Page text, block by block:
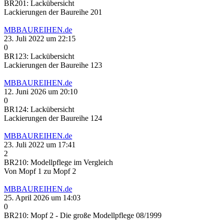
BR201: Lackübersicht
Lackierungen der Baureihe 201
MBBAUREIHEN.de
23. Juli 2022 um 22:15
0
BR123: Lackübersicht
Lackierungen der Baureihe 123
MBBAUREIHEN.de
12. Juni 2026 um 20:10
0
BR124: Lackübersicht
Lackierungen der Baureihe 124
MBBAUREIHEN.de
23. Juli 2022 um 17:41
2
BR210: Modellpflege im Vergleich
Von Mopf 1 zu Mopf 2
MBBAUREIHEN.de
25. April 2026 um 14:03
0
BR210: Mopf 2 - Die große Modellpflege 08/1999